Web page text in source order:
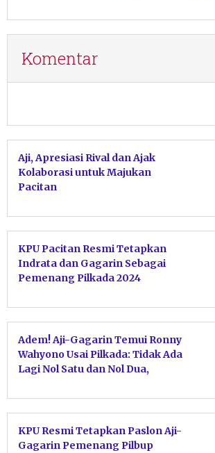
Komentar
Aji, Apresiasi Rival dan Ajak
Kolaborasi untuk Majukan
Pacitan
KPU Pacitan Resmi Tetapkan
Indrata dan Gagarin Sebagai
Pemenang Pilkada 2024
Adem! Aji-Gagarin Temui Ronny
Wahyono Usai Pilkada: Tidak Ada
Lagi Nol Satu dan Nol Dua,
KPU Resmi Tetapkan Paslon Aji-
Gagarin Pemenang Pilbup